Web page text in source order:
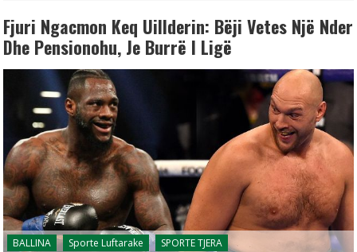
Fjuri Ngacmon Keq Uillderin: Bëji Vetes Një Nder
Dhe Pensionohu, Je Burrë I Ligë
BALLINA Sporte Luftarake SPORTE TJERA